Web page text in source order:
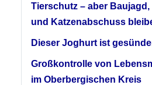
Tierschutz – aber
und Katzenabschuss
Dieser Joghurt ist
Großkontrolle von
im Oberbergischen Kreis